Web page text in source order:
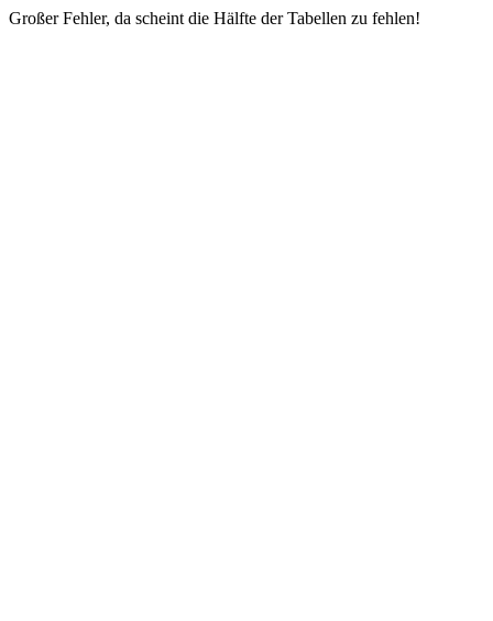
Großer Fehler, da scheint die Hälfte der Tabellen zu fehlen!